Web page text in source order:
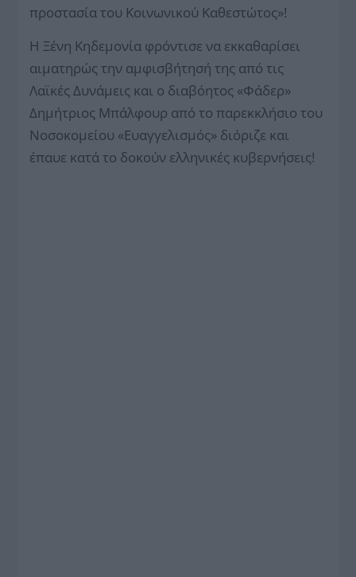
προστασία του Κοινωνικού Καθεστώτος»!
Η Ξένη Κηδεμονία φρόντισε να εκκαθαρίσει
αιματηρώς την αμφισβήτησή της από τις
Λαϊκές Δυνάμεις και ο διαβόητος «Φάδερ»
Δημήτριος Μπάλφουρ από το παρεκκλήσιο του
Νοσοκομείου «Ευαγγελισμός» διόριζε και
έπαυε κατά το δοκούν ελληνικές κυβερνήσεις!